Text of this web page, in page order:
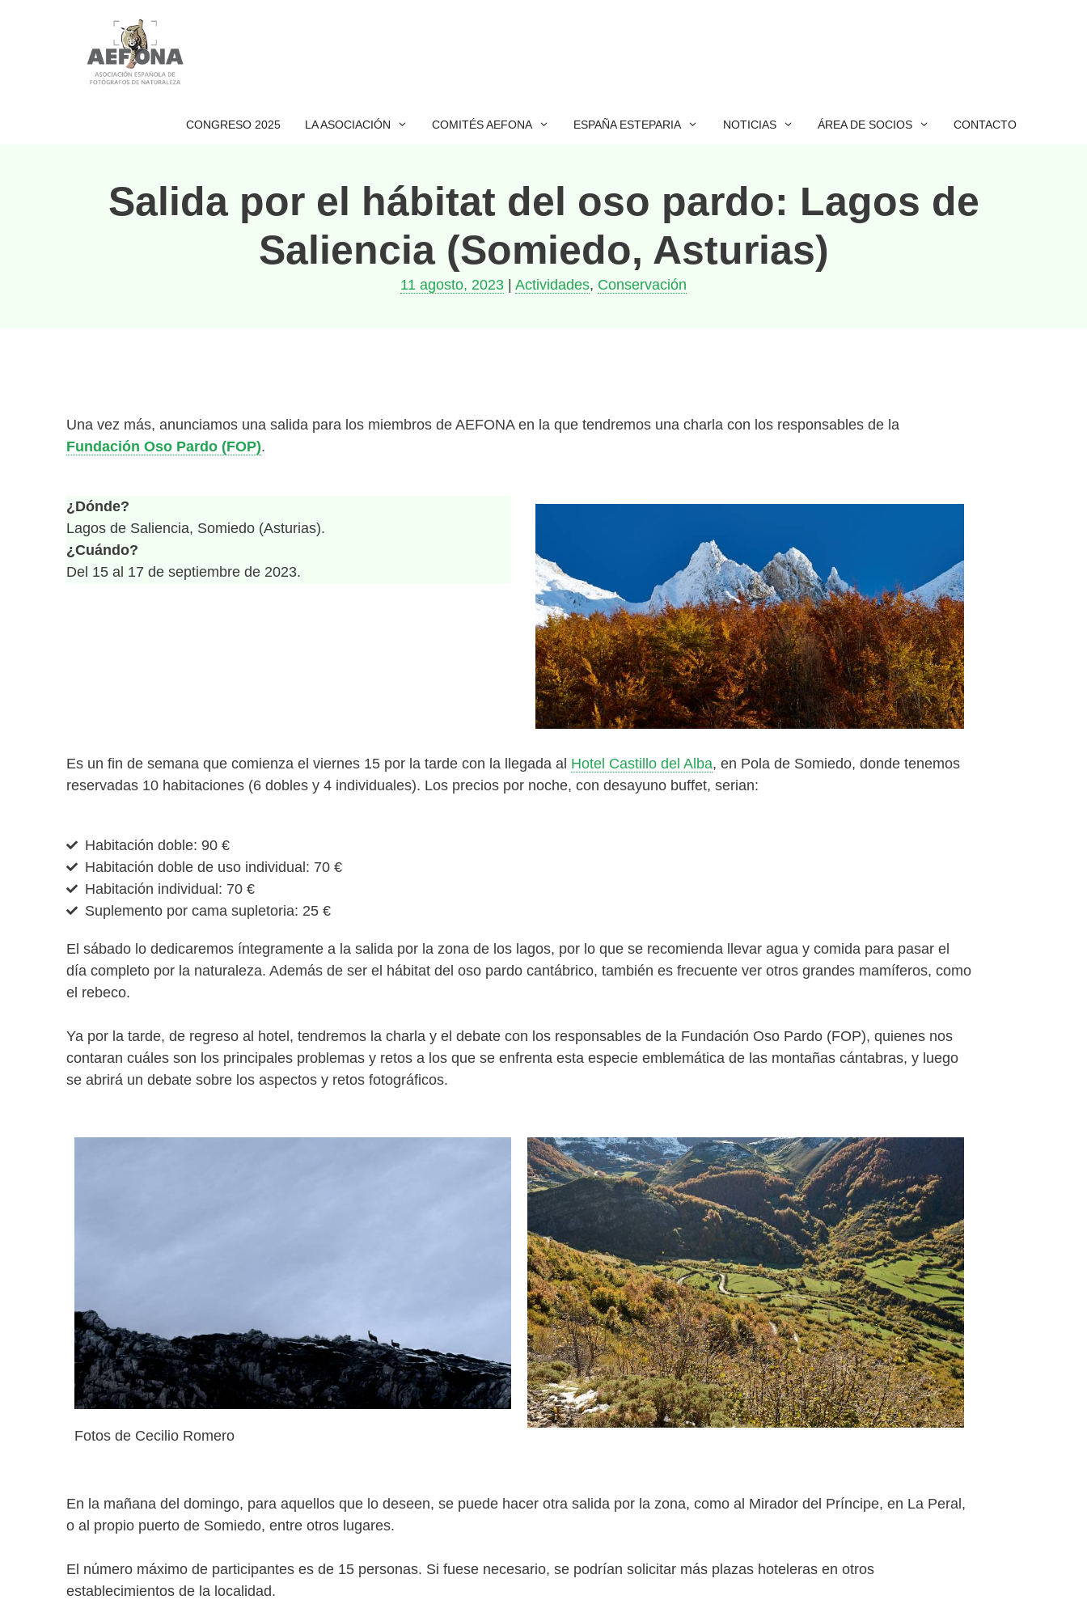
CONGRESO 2025 LA ASOCIACIÓN COMITÉS AEFONA ESPAÑA ESTEPARIA NOTICIAS ÁREA DE SOCIOS CONTACTO
Salida por el hábitat del oso pardo: Lagos de
Saliencia (Somiedo, Asturias)
11 agosto, 2023 Actividades, Conservación
Una vez más, anunciamos una salida para los miembros de AEFONA en la que tendremos una charla con los responsables de la
Fundación Oso Pardo (FOP).
¿Dónde?
Lagos de Saliencia, Somiedo (Asturias).
¿Cuándo?
Del 15 al 17 de septiembre de 2023.
Es un fin de semana que comienza el viernes 15 por la tarde con la llegada al Hotel Castillo del Alba, en Pola de Somiedo, donde tenemos
reservadas 10 habitaciones (6 dobles y 4 individuales). Los precios por noche, con desayuno buffet, serian:
Habitación doble: 90 €
Habitación doble de uso individual: 70 €
Habitación individual: 70 €
Suplemento por cama supletoria: 25 €
El sábado lo dedicaremos íntegramente a la salida por la zona de los lagos, por lo que se recomienda llevar agua y comida para pasar el
día completo por la naturaleza. Además de ser el hábitat del oso pardo cantábrico, también es frecuente ver otros grandes mamíferos, como
el rebeco.
Ya por la tarde, de regreso al hotel, tendremos la charla y el debate con los responsables de la Fundación Oso Pardo (FOP), quienes nos
contaran cuáles son los principales problemas y retos a los que se enfrenta esta especie emblemática de las montañas cántabras, y luego
se abrirá un debate sobre los aspectos y retos fotográficos.
Fotos de Cecilio Romero
En la mañana del domingo, para aquellos que lo deseen, se puede hacer otra salida por la zona, como al Mirador del Príncipe, en La Peral,
o al propio puerto de Somiedo, entre otros lugares.
El número máximo de participantes es de 15 personas. Si fuese necesario, se podrían solicitar más plazas hoteleras en otros
establecimientos de la localidad.